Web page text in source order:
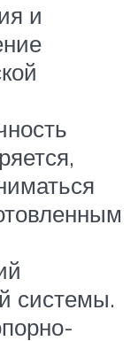
и
системы.